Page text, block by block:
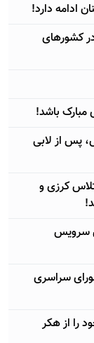
ادامه دارد!
کشورهای
مبارک باشد!
پس از لابی
کرزی و
سرویس
سراسری
را از هکر